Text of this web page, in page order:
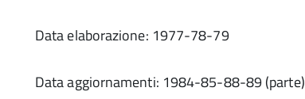
Data elaborazione: 1977-78-79
Data aggiornamenti: 1984-85-88-89 (parte)